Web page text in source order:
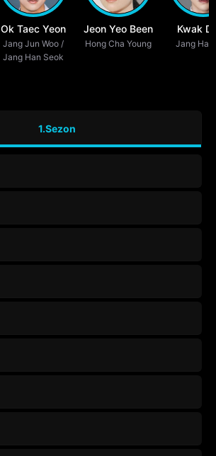
Ok Taec Yeon
Jang Jun Woo /
Jang Han Seok
Jeon Yeo Been
Hong Cha Young
Kwak
Yeon
Jang Han
1.Sezon